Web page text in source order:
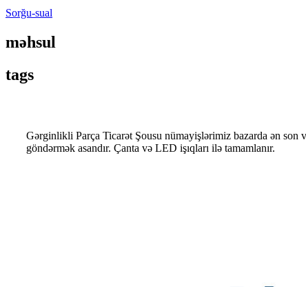
Sorğu-sual
məhsul
tags
Gərginlikli Parça Ticarət Şousu nümayişlərimiz bazarda ən
göndərmək asandır. Çanta və LED işıqları ilə tamamlanır.